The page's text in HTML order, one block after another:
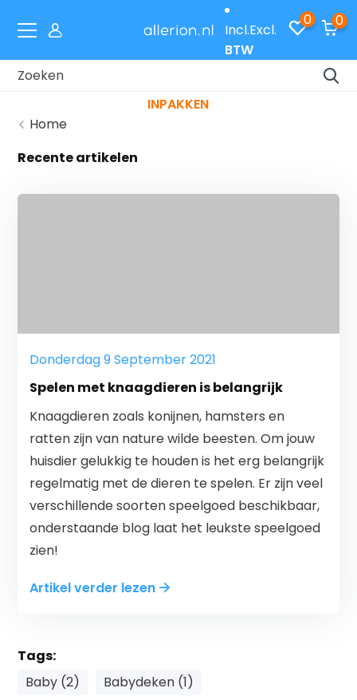
Incl.Excl.
BTW
0 0
Laat je cadeaus gratis inpakken met code
INPAKKEN
Home
Recente artikelen
Donderdag 9 September 2021
Spelen met knaagdieren is belangrijk
Knaagdieren zoals konijnen, hamsters en
ratten zijn van nature wilde beesten. Om jouw
huisdier gelukkig te houden is het erg belangrijk
regelmatig met de dieren te spelen. Er zijn veel
verschillende soorten speelgoed beschikbaar,
onderstaande blog laat het leukste speelgoed
zien!
Artikel verder lezen
Tags:
Baby (2)
Babydeken (1)